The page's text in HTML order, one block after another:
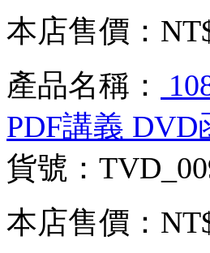
本店售價：
產品名稱：
PDF講義
貨號：
本店售價：